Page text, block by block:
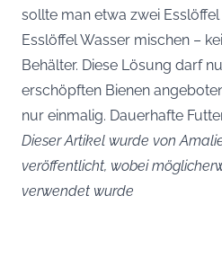
sollte man etwa zwei
Esslöffel Wasser mischen –
Behälter. Diese Lösung darf
erschöpften Bienen
nur einmalig. Dauerhafte
Dieser Artikel wurde von
veröffentlicht, wobei
verwendet wurde